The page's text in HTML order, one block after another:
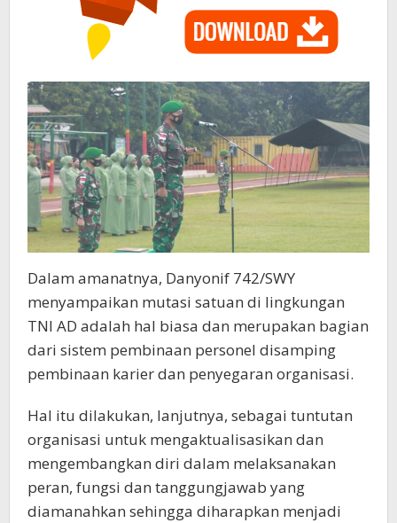
Dalam amanatnya, Danyonif 742/SWY
menyampaikan mutasi satuan di lingkungan
TNI AD adalah hal biasa dan merupakan bagian
dari sistem pembinaan personel disamping
pembinaan karier dan penyegaran organisasi.
Hal itu dilakukan, lanjutnya, sebagai tuntutan
organisasi untuk mengaktualisasikan dan
mengembangkan diri dalam melaksanakan
peran, fungsi dan tanggungjawab yang
diamanahkan sehingga diharapkan menjadi